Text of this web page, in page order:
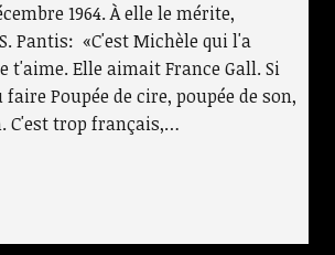
1964. À elle le mérite,
Pantis: «C'est Michèle qui l'a
t'aime. Elle aimait France Gall. Si
Poupée de cire, poupée de son,
C'est trop français,…